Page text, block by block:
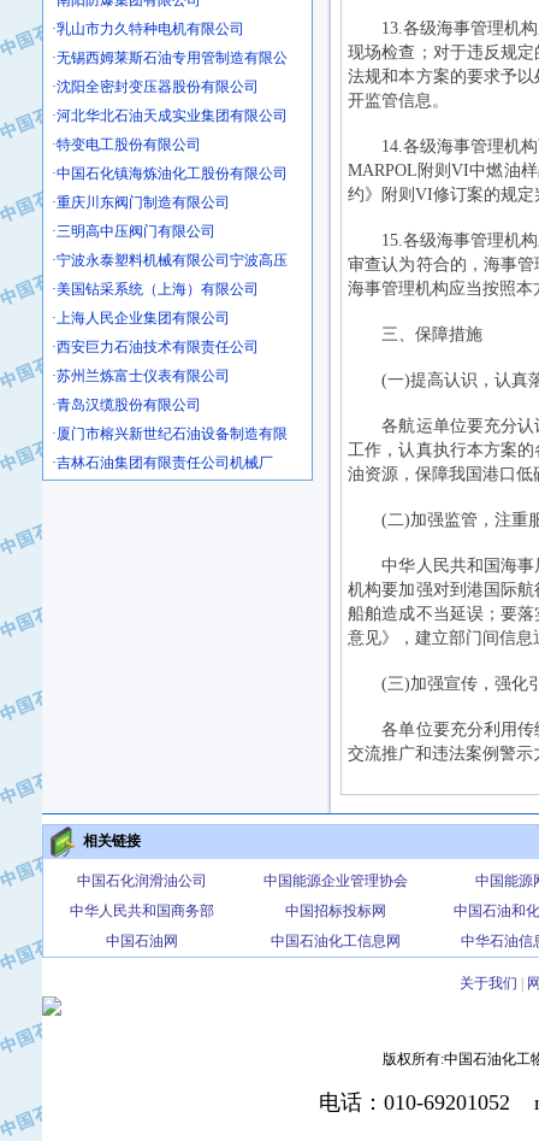
·乳山市力久特种电机有限公司
·无锡西姆莱斯石油专用管制造有限公
·沈阳全密封变压器股份有限公司
·河北华北石油天成实业集团有限公司
·特变电工股份有限公司
·中国石化镇海炼油化工股份有限公司
·重庆川东阀门制造有限公司
·三明高中压阀门有限公司
·宁波永泰塑料机械有限公司宁波高压
·美国钻采系统（上海）有限公司
·上海人民企业集团有限公司
·西安巨力石油技术有限责任公司
·苏州兰炼富士仪表有限公司
·青岛汉缆股份有限公司
·厦门市榕兴新世纪石油设备制造有限
·吉林石油集团有限责任公司机械厂
·大港油田集团中成机械制造有限公司
·陕西爱瑞德控制工程有限公司
·成都皖东仪表电缆成套系统有限公司
·成都中寰机电设备有限公司
·河北保定天威集团特变电气有限公司
·中国石油抚顺石化公司
·托肯恒山科技（广州）有限公司
13.各级海事管理机构
现场检查；对于违反规
法规和本方案的要求予
开监管信息。
14.各级海事管理机构
MARPOL附则VI中燃油
约》附则VI修订案的规
15.各级海事管理机构
审查认为符合的，海事
海事管理机构应当按照
三、保障措施
(一)提高认识，认真
各航运单位要充分认
工作，认真执行本方案
油资源，保障我国港口
(二)加强监管，注重
中华人民共和国海事
机构要加强对到港国际
船舶造成不当延误；要
意见》，建立部门间信
(三)加强宣传，强化
各单位要充分利用传
交流推广和违法案例警
相关链接
中国石化润滑油公司 中国能源企业管理协会
中国能源
中华人民共和国商务部
中国招标投标网
中国石油和
中国石油网
中国石油化工信息网 中华石油信
关于我们
版权所有:中国石油化工
电话：010-69201052